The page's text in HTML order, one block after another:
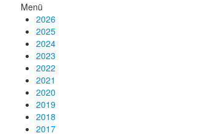
Menü
2026
2025
2024
2023
2022
2021
2020
2019
2018
2017